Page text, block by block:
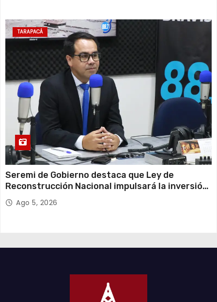
TARAPACÁ
Seremi de Gobierno destaca que Ley de
Reconstrucción Nacional impulsará la inversión
y el empleo en Tarapacá
Ago 5, 2026